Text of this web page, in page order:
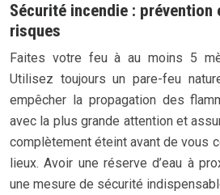
Sécurité incendie : prévention
risques
Faites votre feu à au moins 5
Utilisez toujours un pare-feu
empêcher la propagation des
avec la plus grande attention et
complètement éteint avant de vous
lieux. Avoir une réserve d’eau à
une mesure de sécurité